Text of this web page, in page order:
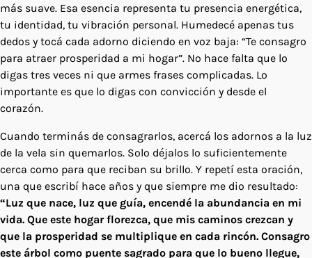
más suave. Esa esencia representa tu presencia energética,
tu identidad, tu vibración personal. Humedecé apenas tus
dedos y tocá cada adorno diciendo en voz baja: “Te consagro
para atraer prosperidad a mi hogar”. No hace falta que lo
digas tres veces ni que armes frases complicadas. Lo
importante es que lo digas con convicción y desde el
corazón.
Cuando terminás de consagrarlos, acercá los adornos a la luz
de la vela sin quemarlos. Solo déjalos lo suficientemente
cerca como para que reciban su brillo. Y repetí esta oración,
una que escribí hace años y que siempre me dio resultado:
“Luz que nace, luz que guía, encendé la abundancia en mi
vida. Que este hogar florezca, que mis caminos crezcan y
que la prosperidad se multiplique en cada rincón. Consagro
este árbol como puente sagrado para que lo bueno llegue,